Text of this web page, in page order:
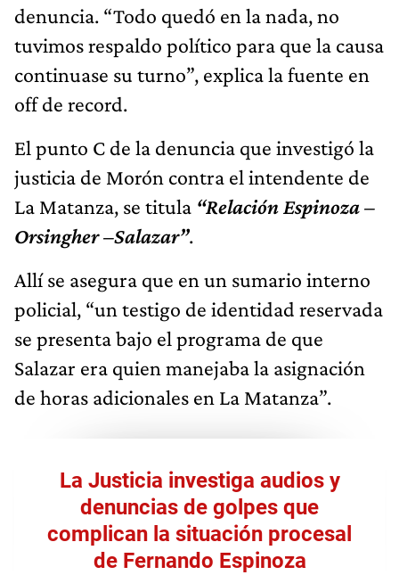
denuncia. “Todo quedó en la nada, no
tuvimos respaldo político para que la causa
continuase su turno”, explica la fuente en
off de record.
El punto C de la denuncia que investigó la
justicia de Morón contra el intendente de
La Matanza, se titula “Relación Espinoza –
Orsingher –Salazar”.
Allí se asegura que en un sumario interno
policial, “un testigo de identidad reservada
se presenta bajo el programa de que
Salazar era quien manejaba la asignación
de horas adicionales en La Matanza”.
La Justicia investiga audios y
denuncias de golpes que
complican la situación procesal
de Fernando Espinoza